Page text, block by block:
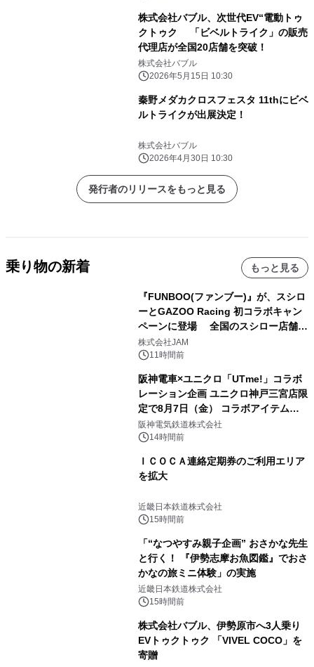
株式会社バブル、次世代EV“電動トゥ
クトゥク 「ビベルトライク」の販売
代理店が全国20店舗を突破！
株式会社バブル
2026年5月15日 10:30
秦野メダカクロスフェスタ 11thにビベ
ルトライクが出展決定！
株式会社バブル
2026年4月30日 10:30
発行者のリリースをもっと見る
乗り物の新着 もっと見る
『FUNBOO(ファンブー)』が、スシロ
ーとGAZOO Racing 初コラボキャン
ペーンに登場 全国のスシロー店舗で
GR 4車種の FUNBOO(ミニカー)付き
メニューが展開されます
株式会社JAM
11時間前
阪神電車×ユニクロ「UTme!」コラボ
レーション企画 ユニクロ神戸三宮店限
定で8月7日（金） コラボアイテムが
発売決定！
阪神電気鉄道株式会社
14時間前
ＩＣＯＣＡ連絡定期券のご利用エリア
を拡大
近畿日本鉄道株式会社
15時間前
「“なつやすみ親子企画” おさかな先生
と行く！ 『伊勢志摩お魚図鑑』でおさ
かなの旅ミニ体験」の実施
近畿日本鉄道株式会社
15時間前
株式会社バブル、伊勢原市へ3人乗り
EVトゥクトゥク 「VIVEL COCO」を
寄贈